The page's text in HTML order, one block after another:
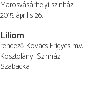
Marosvásárhelyi szinház
2015. április 26.
Liliom
rendező Kovács Frigyes m.v.
Kosztolányi Színház
Szabadka